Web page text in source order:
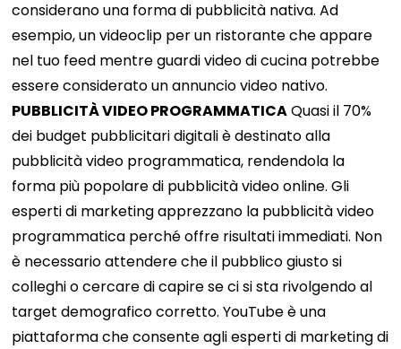
considerano una forma di pubblicità nativa. Ad
esempio, un videoclip per un ristorante che appare
nel tuo feed mentre guardi video di cucina potrebbe
essere considerato un annuncio video nativo.
PUBBLICITÀ VIDEO PROGRAMMATICAQuasi il 70%
dei budget pubblicitari digitali è destinato alla
pubblicità video programmatica, rendendola la
forma più popolare di pubblicità video online. Gli
esperti di marketing apprezzano la pubblicità video
programmatica perché offre risultati immediati. Non
è necessario attendere che il pubblico giusto si
colleghi o cercare di capire se ci si sta rivolgendo al
target demografico corretto. YouTube è una
piattaforma che consente agli esperti di marketing di